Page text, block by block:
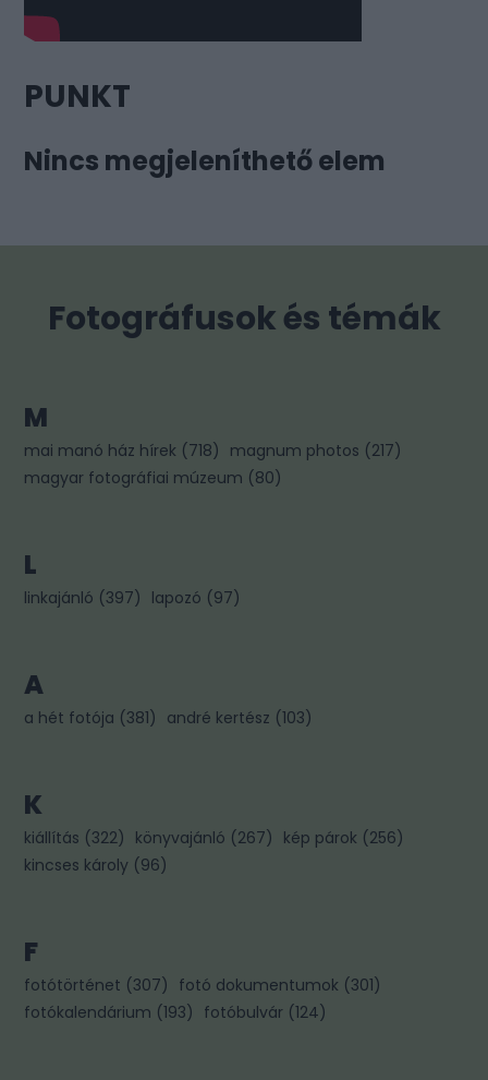
PUNKT
Nincs megjeleníthető elem
Fotográfusok és témák
M
mai manó ház hírek (718) magnum photos (217)
magyar fotográfiai múzeum (80)
L
linkajánló (397) lapozó (97)
A
a hét fotója (381) andré kertész (103)
K
kiállítás (322) könyvajánló (267) kép párok (256)
kincses károly (96)
F
fotótörténet (307) fotó dokumentumok (301)
fotókalendárium (193) fotóbulvár (124)